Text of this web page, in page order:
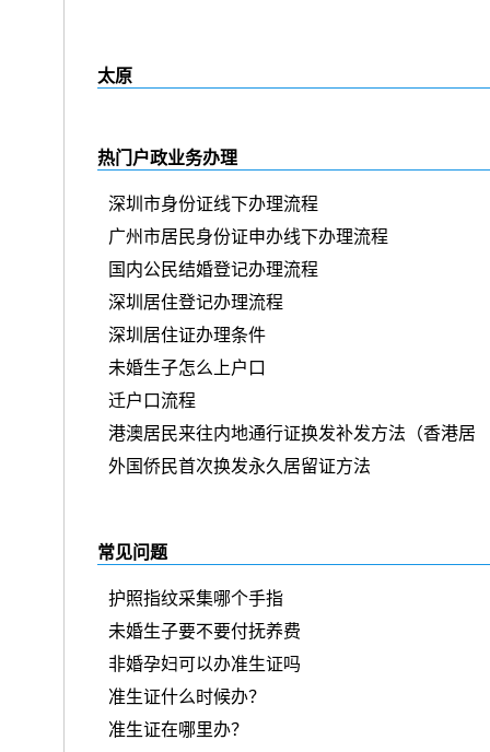
太原
热门户政业务办理
深圳市身份证线下办理流程
广州市居民身份证申办线下办理流程
国内公民结婚登记办理流程
深圳居住登记办理流程
深圳居住证办理条件
未婚生子怎么上户口
迁户口流程
港澳居民来往内地通行证换发补发方法（香港居
外国侨民首次换发永久居留证方法
常见问题
护照指纹采集哪个手指
未婚生子要不要付抚养费
非婚孕妇可以办准生证吗
准生证什么时候办？
准生证在哪里办？